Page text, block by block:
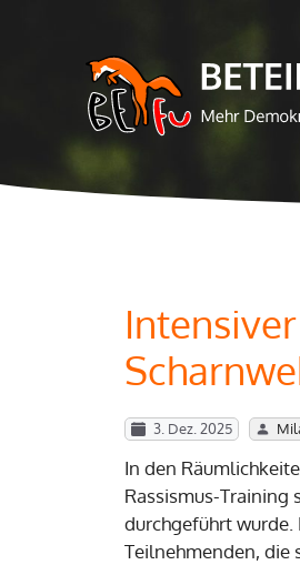
3. Dez. 2025
In den
Rassismus-Training
durchgeführt
Teilnehmenden, die